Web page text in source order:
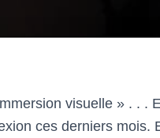
visuelle » . . .
ces derniers mois.